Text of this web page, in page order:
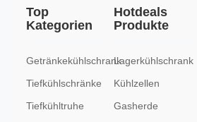
Top
Kategorien
Getränkekühlschrank
Tiefkühlschränke
Tiefkühltruhe
Hotdeals
Produkte
Lagerkühlschrank
Kühlzellen
Gasherde